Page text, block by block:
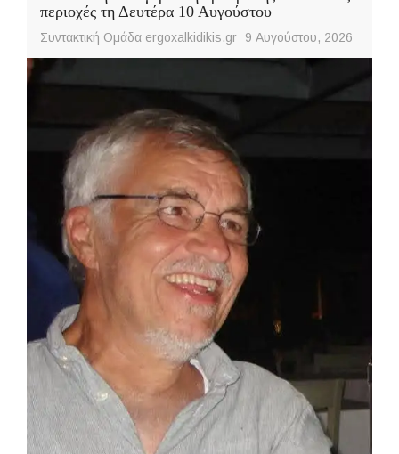
περιοχές τη Δευτέρα 10 Αυγούστου
Συντακτική Ομάδα ergoxalkidikis.gr 9 Αυγούστου, 2026